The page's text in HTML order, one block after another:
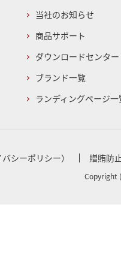
当社のお知らせ
商品サポート
ダウンロードセンター
ブランド一覧
ランディングページ一
シーポリシー） 贈賄防
Copyright